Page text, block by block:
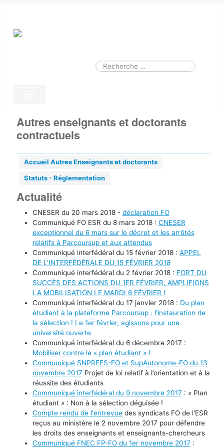
Valider
Autres enseignants et doctorants
contractuels
Accueil Autres Enseignants et doctorants
Statuts - Réglementation
Actualité
CNESER du 20 mars 2018 - déclaration FO
Communiqué FO ESR du 8 mars 2018 : CNESER
exceptionnel du 6 mars sur le décret et les arrêtés
relatifs à Parcoursup et aux attendus
Communiqué interfédéral du 15 février 2018 : APPEL
DE L’INTERFÉDÉRALE DU 15 FÉVRIER 2018
Communiqué interfédéral du 2 février 2018 : FORT DU
SUCCÈS DES ACTIONS DU 1ER FÉVRIER, AMPLIFIONS
LA MOBILISATION LE MARDI 6 FÉVRIER !
Communiqué interfédéral du 17 janvier 2018 : Du plan
étudiant à la plateforme Parcoursup : l’instauration de
la sélection ! Le 1er février, agissons pour une
université ouverte
Communiqué interfédéral du 6 décembre 2017 :
Mobiliser contre le « plan étudiant » !
Communiqué SNPREES-FO et SupAutonome-FO du 13
novembre 2017 Projet de loi relatif à l’orientation et à la
réussite des étudiants
Communiqué interfédéral du 9 novembre 2017 : « Plan
étudiant » : Non à la sélection déguisée !
Compte rendu de l'entrevuedes syndicats FO de l'ESR
reçus au ministère le 2 novembre 2017 pour défendre
les droits des enseignants et enseignants-chercheurs
Communiqué FNEC FP-FO du 1er novembre 2017 :